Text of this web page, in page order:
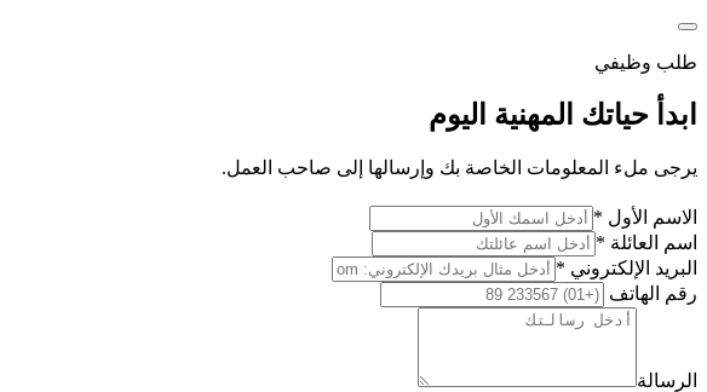
طلب وظيفي
ابدأ حياتك المهنية اليوم
يرجى ملء المعلومات الخاصة بك وإرسالها إلى صاحب العمل.
الاسم الأول *
اسم العائلة *
البريد الإلكتروني *
رقم الهاتف
الرسالة